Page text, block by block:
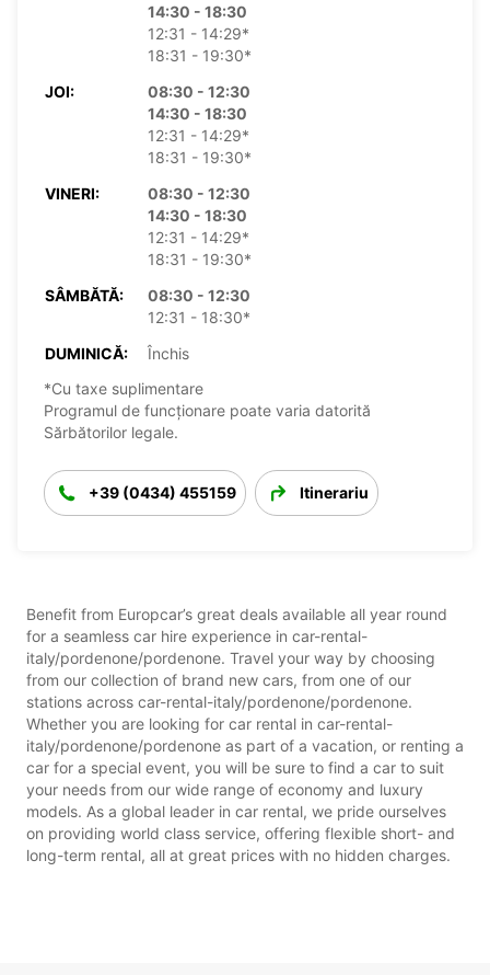
14:30 - 18:30
12:31 - 14:29*
18:31 - 19:30*
JOI:
08:30 - 12:30
14:30 - 18:30
12:31 - 14:29*
18:31 - 19:30*
VINERI:
08:30 - 12:30
14:30 - 18:30
12:31 - 14:29*
18:31 - 19:30*
SÂMBĂTĂ:
08:30 - 12:30
12:31 - 18:30*
DUMINICĂ:
Închis
*Cu taxe suplimentare
Programul de funcționare poate varia datorită
Sărbătorilor legale.
+39 (0434) 455159 Itinerariu
Benefit from Europcar’s great deals available all year round
for a seamless car hire experience in car-rental-
italy/pordenone/pordenone. Travel your way by choosing
from our collection of brand new cars, from one of our
stations across car-rental-italy/pordenone/pordenone.
Whether you are looking for car rental in car-rental-
italy/pordenone/pordenone as part of a vacation, or renting a
car for a special event, you will be sure to find a car to suit
your needs from our wide range of economy and luxury
models. As a global leader in car rental, we pride ourselves
on providing world class service, offering flexible short- and
long-term rental, all at great prices with no hidden charges.